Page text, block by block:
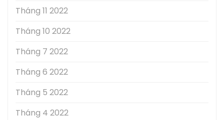
Tháng 11 2022
Tháng 10 2022
Tháng 7 2022
Tháng 6 2022
Tháng 5 2022
Tháng 4 2022